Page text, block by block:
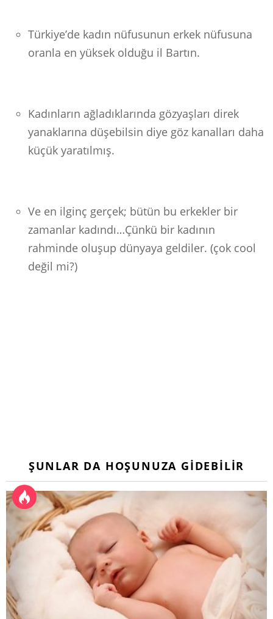
Türkiye’de kadın nüfusunun erkek nüfusuna
oranla en yüksek olduğu il Bartın.
Kadınların ağladıklarında gözyaşları direk
yanaklarına düşebilsin diye göz kanalları daha
küçük yaratılmış.
Ve en ilginç gerçek; bütün bu erkekler bir
zamanlar kadındı…Çünkü bir kadının
rahminde oluşup dünyaya geldiler. (çok cool
değil mi?)
ŞUNLAR DA HOŞUNUZA GIDEBILIR